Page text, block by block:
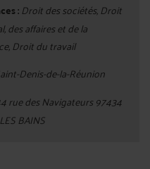
:Droit des sociétés, Droit
des affaires et de la
Droit du travail
Denis-de-la-Réunion
rue des Navigateurs 97434
BAINS